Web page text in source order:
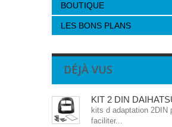
BOUTIQUE
LES BONS PLANS
DÉJÀ VUS
KIT 2 DIN
kits d adaptation 2DIN
faciliter...